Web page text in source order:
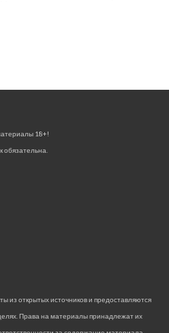
18+!
обязательна.
из открытых источников и предоставляются
Права на материалы принадлежат их